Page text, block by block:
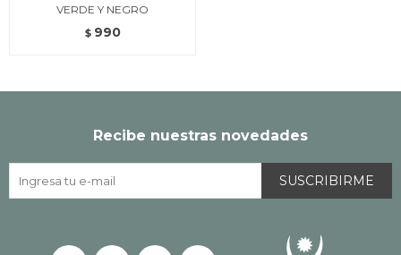
VERDE Y NEGRO
$ 990
Recibe nuestras novedades
SUSCRIBIRME